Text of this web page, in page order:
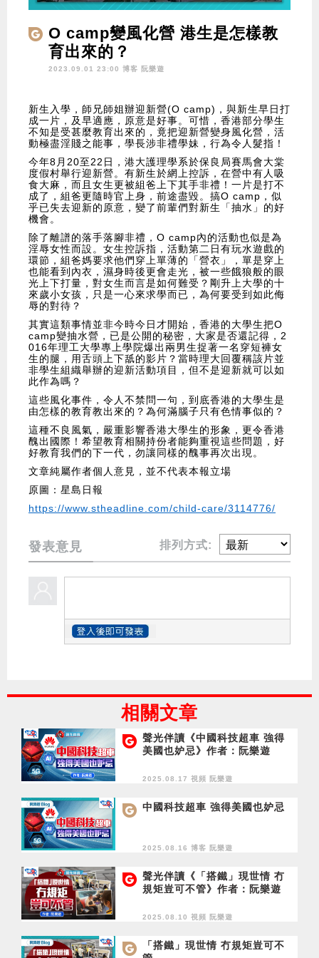
O camp變風化營 港生是怎樣教
育出來的？
2023.09.01 23:00 博客 阮樂遊
新生入學，師兄師姐辦迎新營(O camp)，與新生早日打
成一片，及早適應，原意是好事。可惜，香港部分學生
不知是受甚麼教育出來的，竟把迎新營變身風化營，活
動極盡淫賤之能事，學長涉非禮學妹，行為令人髮指！
今年8月20至22日，港大護理學系於保良局賽馬會大棠
度假村舉行迎新營。有新生於網上控訴，在營中有人吸
食大麻，而且女生更被組爸上下其手非禮！一片是打不
成了，組爸更隨時官上身，前途盡毀。搞O camp，似
乎已失去迎新的原意，變了前輩們對新生「抽水」的好
機會。
除了離譜的落手落腳非禮，O camp內的活動也似是為
淫辱女性而設。女生控訴指，活動第二日有玩水遊戲的
環節，組爸媽要求他們穿上單薄的「營衣」，單是穿上
也能看到內衣，濕身時後更會走光，被一些餓狼般的眼
光上下打量，對女生而言是如何難受？剛升上大學的十
來歲小女孩，只是一心來求學而已，為何要受到如此侮
辱的對待？
其實這類事情並非今時今日才開始，香港的大學生把O
camp變抽水營，已是公開的秘密，大家是否還記得，2
016年理工大學專上學院爆出兩男生捉著一名穿短褲女
生的腿，用舌頭上下舐的影片？當時理大回覆稱該片並
非學生組織舉辦的迎新活動項目，但不是迎新就可以如
此作為嗎？
這些風化事件，令人不禁問一句，到底香港的大學生是
由怎樣的教育教出來的？為何滿腦子只有色情事似的？
這種不良風氣，嚴重影響香港大學生的形象，更令香港
醜出國際！希望教育相關持份者能夠重視這些問題，好
好教育我們的下一代，勿讓同樣的醜事再次出現。
文章純屬作者個人意見，並不代表本報立場
原圖：星島日報
https://www.stheadline.com/child-care/3114776/
發表意見 排列方式:
相關文章
聲光伴讀《中國科技超車 強得
美國也妒忌》作者：阮樂遊
2025.08.17 視頻 阮樂遊
中國科技超車 強得美國也妒忌
2025.08.16 博客 阮樂遊
聲光伴讀《「搭鐵」現世情 冇
規矩豈可不管》作者：阮樂遊
2025.08.10 視頻 阮樂遊
「搭鐵」現世情 冇規矩豈可不